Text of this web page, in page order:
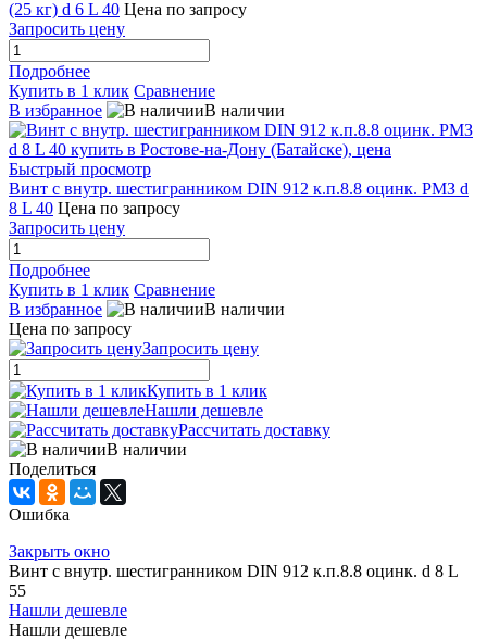
(25 кг) d 6 L 40 Цена по запросу
Запросить цену
Подробнее
Купить в 1 клик Сравнение
В избранное
В наличии
Быстрый просмотр
Винт с внутр. шестигранником DIN 912 к.п.8.8 оцинк. РМЗ d
8 L 40 Цена по запросу
Запросить цену
Подробнее
Купить в 1 клик Сравнение
В избранное
В наличии
Цена по запросу
Запросить цену
Купить в 1 клик
Нашли дешевле
Рассчитать доставку
В наличии
Поделиться
Ошибка
Закрыть окно
Винт с внутр. шестигранником DIN 912 к.п.8.8 оцинк. d 8 L
55
Нашли дешевле
Нашли дешевле